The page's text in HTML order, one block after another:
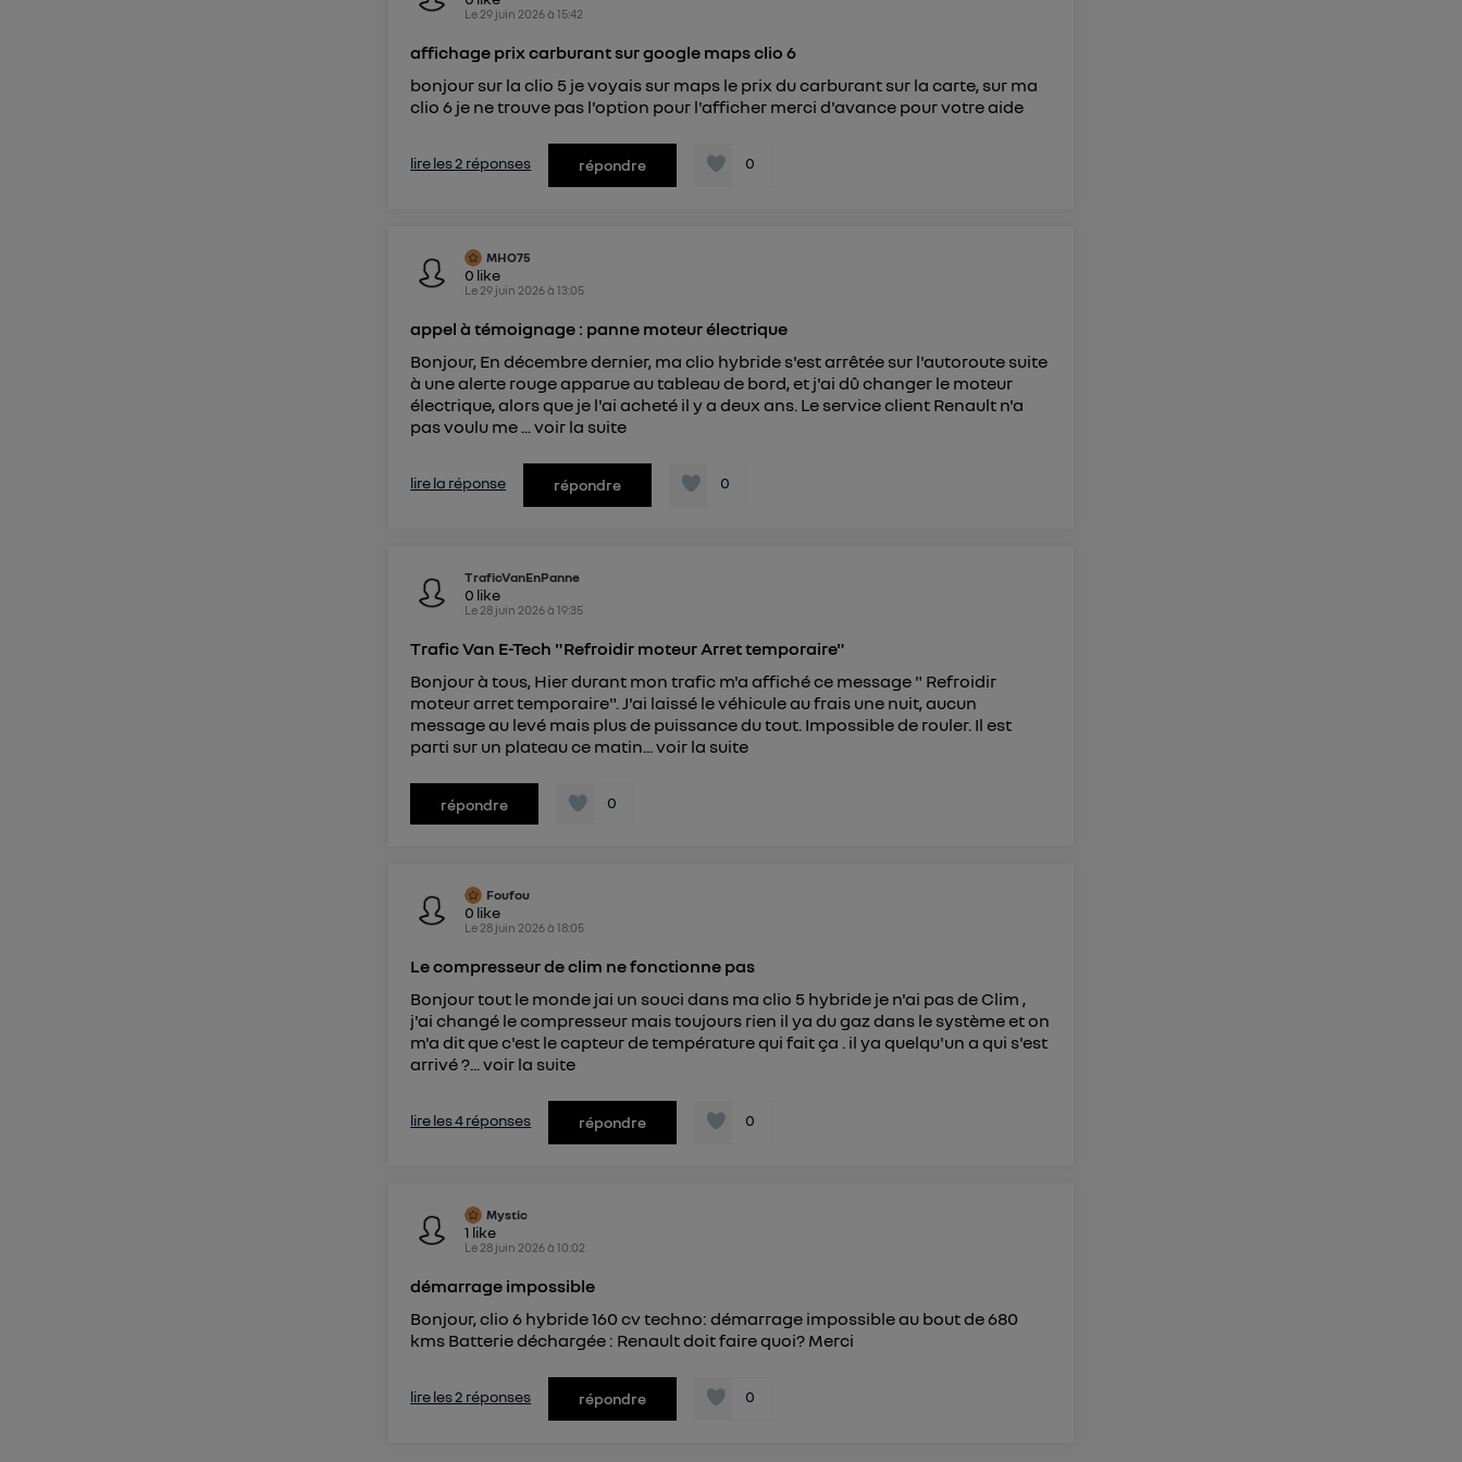
Le 29 juin 2026à15:42
affichage prix carburant sur google maps clio 6
bonjour sur la clio 5 je voyais sur maps le prix du carburant sur la carte, sur ma
clio 6 je ne trouve pas l'option pour l'afficher merci d'avance pour votre aide
lire les 2 réponses répondre 0
MHO75
0 like
Le 29 juin 2026à13:05
appel à témoignage : panne moteur électrique
Bonjour, En décembre dernier, ma clio hybride s'est arrêtée sur l'autoroute suite
à une alerte rouge apparue au tableau de bord, et j'ai dû changer le moteur
électrique, alors que je l'ai acheté il y a deux ans. Le service client Renault n'a
pas voulu me ...voir la suite
lire la réponse répondre 0
TraficVanEnPanne
0 like
Le 28 juin 2026à19:35
Trafic Van E-Tech "Refroidir moteur Arret temporaire"
Bonjour à tous, Hier durant mon trafic m'a affiché ce message " Refroidir
moteur arret temporaire". J'ai laissé le véhicule au frais une nuit, aucun
message au levé mais plus de puissance du tout. Impossible de rouler. Il est
parti sur un plateau ce matin...voir la suite
répondre 0
Foufou
0 like
Le 28 juin 2026à18:05
Le compresseur de clim ne fonctionne pas
Bonjour tout le monde jai un souci dans ma clio 5 hybride je n'ai pas de Clim ,
j'ai changé le compresseur mais toujours rien il ya du gaz dans le système et on
m'a dit que c'est le capteur de température qui fait ça . il ya quelqu'un a qui s'est
arrivé ?...voir la suite
lire les 4 réponses répondre 0
Mystic
1 like
Le 28 juin 2026à10:02
démarrage impossible
Bonjour, clio 6 hybride 160 cv techno: démarrage impossible au bout de 680
kms Batterie déchargée : Renault doit faire quoi? Merci
lire les 2 réponses répondre 0